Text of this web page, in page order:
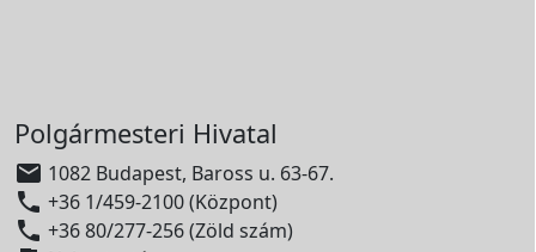
Polgármesteri Hivatal
 1082 Budapest, Baross u. 63-67.
 +36 1/459-2100 (Központ)
 +36 80/277-256 (Zöld szám)